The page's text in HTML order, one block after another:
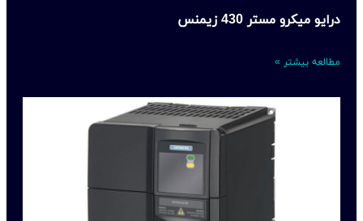
درایو میکرو مستر 430 زیمنس
مطالعه بیشتر »